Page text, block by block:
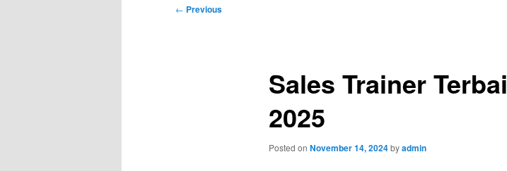
Post
← Previous
Sales Trainer
2025
Posted on November 14, 2024byadmin